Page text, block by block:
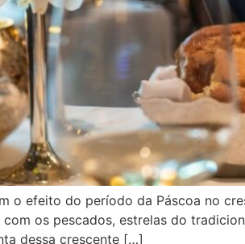
o efeito do período da Páscoa no
os pescados, estrelas do
dessa crescente […]